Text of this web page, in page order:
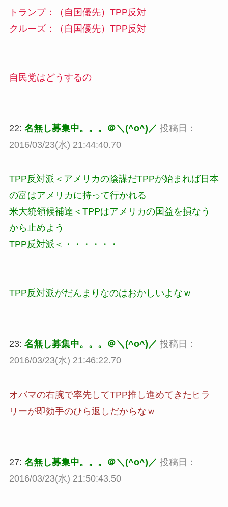
トランプ：（自国優先）TPP反対
クルーズ：（自国優先）TPP反対
自民党はどうするの
22: 名無し募集中。。。＠＼(^o^)／ 投稿日：
2016/03/23(水) 21:44:40.70
TPP反対派＜アメリカの陰謀だTPPが始まれば日本
の富はアメリカに持って行かれる
米大統領候補達＜TPPはアメリカの国益を損なう
から止めよう
TPP反対派＜・・・・・・
TPP反対派がだんまりなのはおかしいよなｗ
23: 名無し募集中。。。＠＼(^o^)／ 投稿日：
2016/03/23(水) 21:46:22.70
オバマの右腕で率先してTPP推し進めてきたヒラ
リーが即効手のひら返しだからなｗ
27: 名無し募集中。。。＠＼(^o^)／ 投稿日：
2016/03/23(水) 21:50:43.50